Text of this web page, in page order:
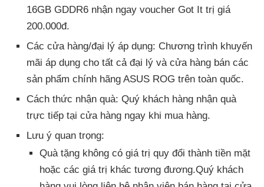
16GB GDDR6 nhận ngay voucher Got It trị giá
200.000đ.
Các cửa hàng/đại lý áp dụng: Chương trình khuyến
mãi áp dụng cho tất cả đại lý và cửa hàng bán các
sản phẩm chính hãng ASUS ROG trên toàn quốc.
Cách thức nhận quà: Quý khách hàng nhận quà
trực tiếp tại cửa hàng ngay khi mua hàng.
Lưu ý quan trọng:
Quà tặng không có giá trị quy đổi thành tiền mặt
hoặc các giá trị khác tương đương.Quý khách